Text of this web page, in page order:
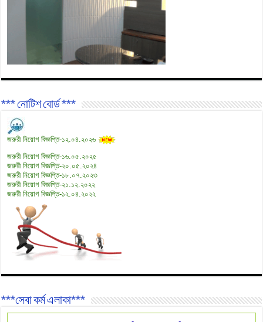
*** নোটিশ বোর্ড ***
জরুরী নিয়োগ বিজ্ঞপ্তি-১২.০৪.২০২৬
জরুরী নিয়োগ বিজ্ঞপ্তি-১৬.০৫.২০২৫
জরুরী নিয়োগ বিজ্ঞপ্তি-২০.০৫.২০২৪
জরুরী নিয়োগ বিজ্ঞপ্তি-১৮.০৭.২০২৩
জরুরী নিয়োগ বিজ্ঞপ্তি-২১.১২.২০২২
জরুরী নিয়োগ বিজ্ঞপ্তি-১২.০৪.২০২২
***সেবা কর্ম এলাকা***